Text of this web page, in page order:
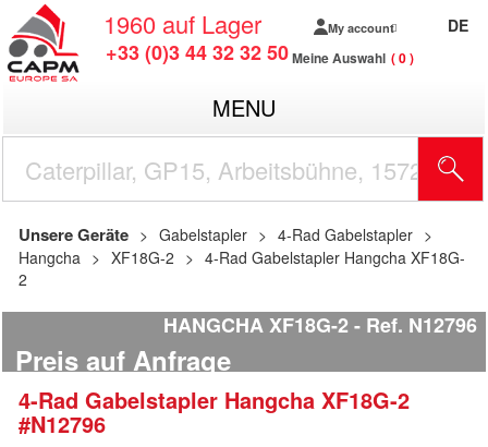
1960 auf Lager
+33 (0)3 44 32 32 50
My account
Meine Auswahl 0
DE
MENU
Unsere Geräte Gabelstapler
4-Rad Gabelstapler
Hangcha
XF18G-2
4-Rad Gabelstapler Hangcha XF18G-
2
HANGCHA XF18G-2 Ref. N12796
Preis auf Anfrage
4-Rad Gabelstapler Hangcha XF18G-2
#N12796